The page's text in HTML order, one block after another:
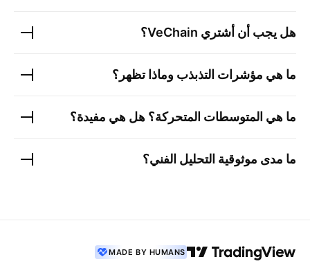
هل يجب أن أشتري VeChain؟
ما هي مؤشرات التذبذب وماذا تظهر؟
ما هي المتوسطات المتحركة؟ هل هي مفيدة؟
ما مدى موثوقية التحليل الفني؟
MADE BY HUMANS